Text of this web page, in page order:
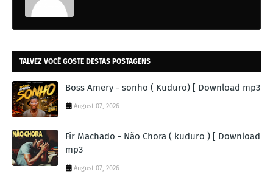
TALVEZ VOCÊ GOSTE DESTAS POSTAGENS
Boss Amery - sonho ( Kuduro) [ Download mp3
August 07, 2026
Fir Machado - Não Chora ( kuduro ) [ Download
mp3
August 07, 2026